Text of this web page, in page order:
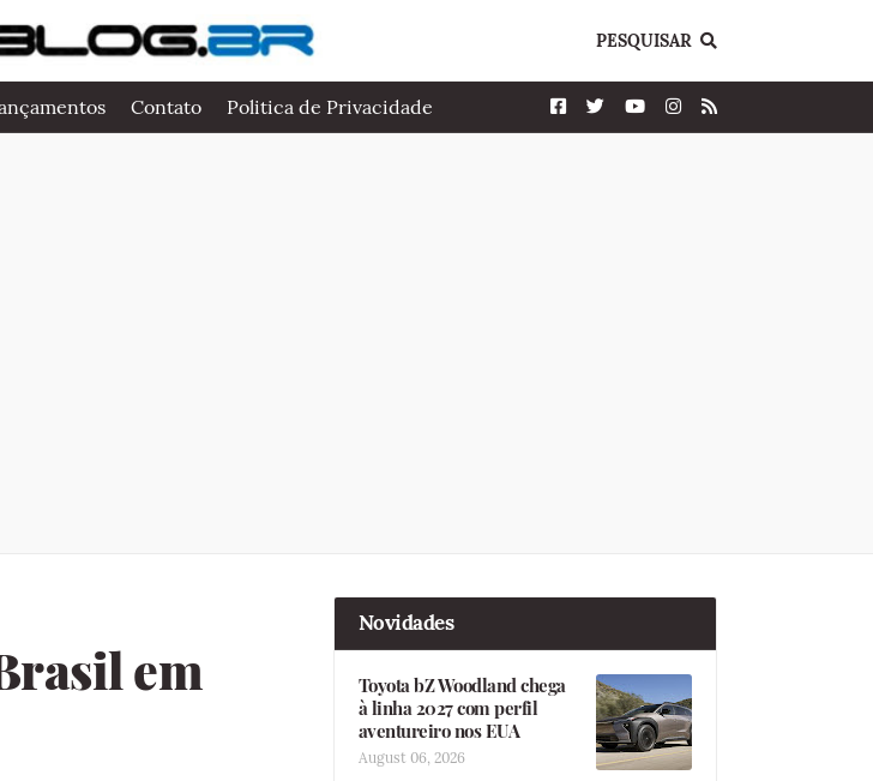
PESQUISAR
Contato Politica de Privacidade
em
Novidades
Toyota bZ Woodland chega
à linha 2027 com perfil
aventureiro nos EUA
August 06, 2026